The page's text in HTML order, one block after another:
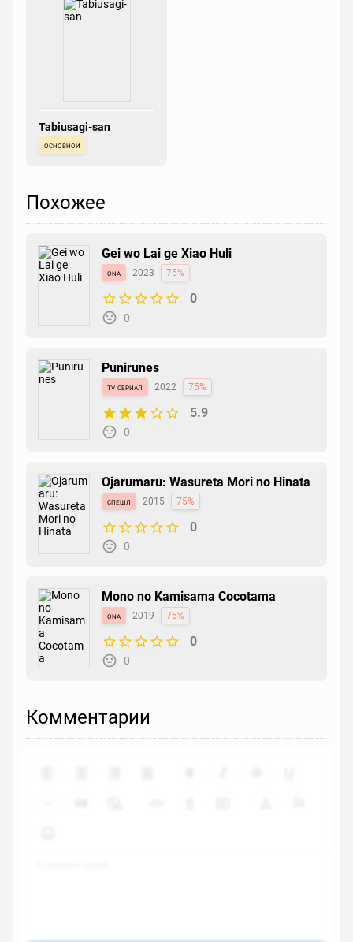
Tabiusagi-san
основной
Похожее
Gei wo Lai ge Xiao Huli
ona 2023 75%
0
0
Punirunes
tv сериал 2022 75%
5.9
0
Ojarumaru: Wasureta Mori no Hinata
спешл 2015 75%
0
0
Mono no Kamisama Cocotama
ona 2019 75%
0
0
Комментарии